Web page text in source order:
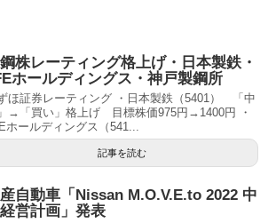
株レーティング格上げ・日本製鉄・
ホールディングス・神戸製鋼所
ほ証券レーティング ・日本製鉄（5401） 「中
→「買い」格上げ 目標株価975円→1400円 ・
ホールディングス（541...
記事を読む
産自動車「Nissan M.O.V.E.to 2022 中
営計画」発表